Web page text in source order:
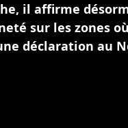
il affirme
sur les zones
déclaration au